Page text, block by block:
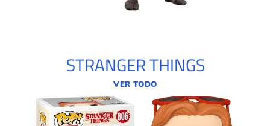
STRANGER THINGS
VER TODO